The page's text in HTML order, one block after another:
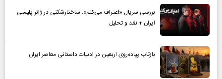
بررسی سریال «اعتراف می‌کنم»؛ ساختارشکنی در ژانر پلیسی
ایران + نقد و تحلیل
بازتاب پیاده‌روی اربعین در ادبیات داستانی معاصر ایران